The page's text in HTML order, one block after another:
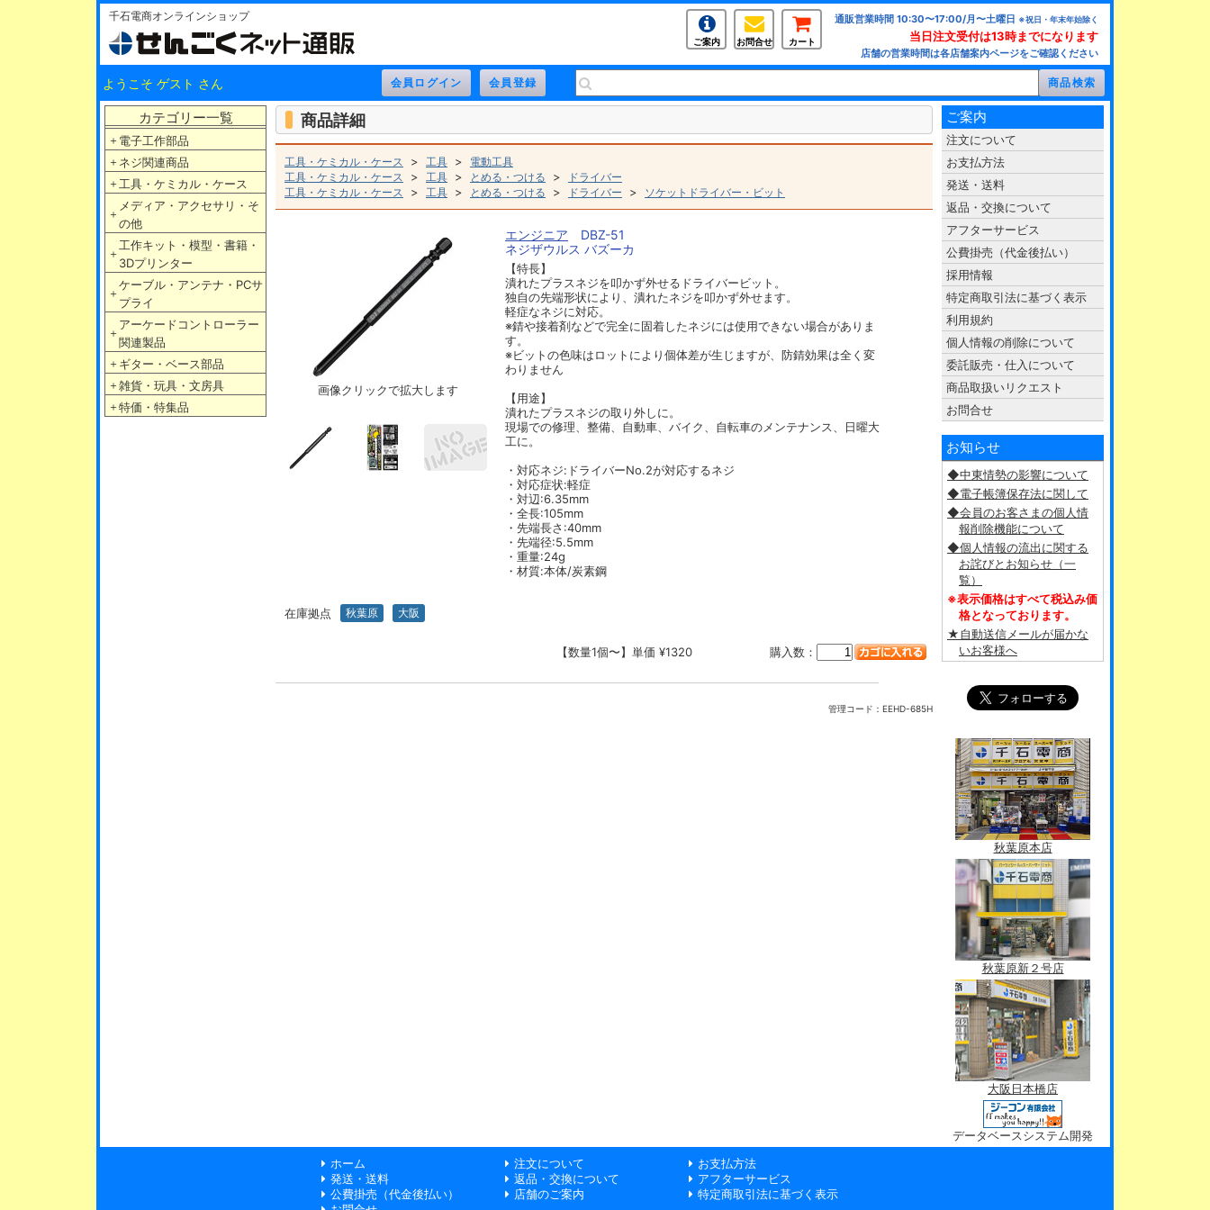
千石電商オンラインショップ
ご案内 お問合せ カート
通販営業時間 10:30〜17:00/月〜土曜日 ※祝日・年末年始除く
当日注文受付は13時までになります
店舗の営業時間は各店舗案内ページをご確認ください
ようこそ ゲスト さん
カテゴリー一覧
＋ 電子工作部品
＋ ネジ関連商品
＋ 工具・ケミカル・ケース
＋
メディア・アクセサリ・そ
の他
＋
工作キット・模型・書籍・
3Dプリンター
＋
ケーブル・アンテナ・PCサ
プライ
＋
アーケードコントローラー
関連製品
＋ ギター・ベース部品
＋ 雑貨・玩具・文房具
＋ 特価・特集品
商品詳細
工具・ケミカル・ケース > 工具 > 電動工具
工具・ケミカル・ケース > 工具 > とめる・つける >
ドライバー
工具・ケミカル・ケース > 工具 > とめる・つける > ドライバー > ソケットドライバー・ビット
画像クリックで拡大します
エンジニア DBZ-51
ネジザウルス バズーカ
【特長】
潰れたプラスネジを叩かず外せるドライバービット。
独自の先端形状により、潰れたネジを叩かず外せます。
軽症なネジに対応。
※錆や接着剤などで完全に固着したネジには使用できない場合がありま
す。
※ビットの色味はロットにより個体差が生じますが、防錆効果は全く変
わりません
【用途】
潰れたプラスネジの取り外しに。
現場での修理、整備、自動車、バイク、自転車のメンテナンス、日曜大
工に。
・対応ネジ:ドライバーNo.2が対応するネジ
・対応症状:軽症
・対辺:6.35mm
・全長:105mm
・先端長さ:40mm
・先端径:5.5mm
・重量:24g
・材質:本体/炭素鋼
在庫拠点 秋葉原 大阪
【数量1個〜】単価 ¥1320 購入数：
管理コード： EEHD-685H
ご案内
注文について
お支払方法
発送・送料
返品・交換について
アフターサービス
公費掛売（代金後払い）
採用情報
特定商取引法に基づく表示
利用規約
個人情報の削除について
委託販売・仕入について
商品取扱いリクエスト
お問合せ
お知らせ
◆中東情勢の影響について
◆電子帳簿保存法に関して
◆会員のお客さまの個人情
報削除機能について
◆個人情報の流出に関する
お詫びとお知らせ（一
覧）
※表示価格はすべて税込み価
格となっております。
★自動送信メールが届かな
いお客様へ
秋葉原本店
秋葉原新２号店
大阪日本橋店
データベースシステム開発
ホーム
注文について
お支払方法
発送・送料
返品・交換について
アフターサービス
公費掛売（代金後払い）
店舗のご案内
特定商取引法に基づく表示